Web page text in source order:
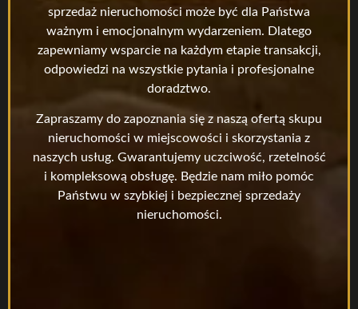
sprzedaż nieruchomości może być dla Państwa
ważnym i emocjonalnym wydarzeniem. Dlatego
zapewniamy wsparcie na każdym etapie transakcji,
odpowiedzi na wszystkie pytania i profesjonalne
doradztwo.
Zapraszamy do zapoznania się z naszą ofertą skupu
nieruchomości w miejscowości i skorzystania z
naszych usług. Gwarantujemy uczciwość, rzetelność
i kompleksową obsługę. Będzie nam miło pomóc
Państwu w szybkiej i bezpiecznej sprzedaży
nieruchomości.